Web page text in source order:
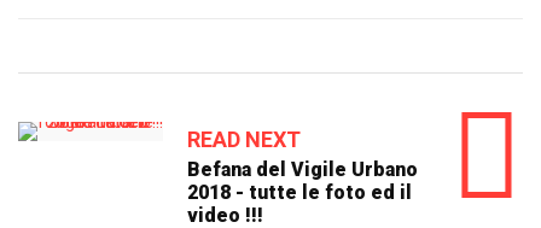
READ NEXT
Befana del Vigile Urbano
2018 - tutte le foto ed il
video !!!